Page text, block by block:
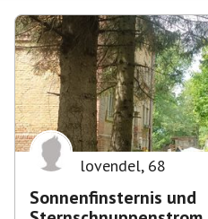
lovendel, 68
Sonnenfinsternis und